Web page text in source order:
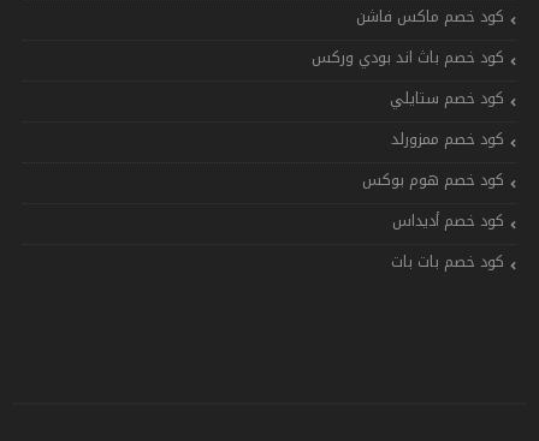
كود خصم ماكس فاشن
كود خصم باث اند بودي وركس
كود خصم ستايلي
كود خصم ممزورلد
كود خصم هوم بوكس
كود خصم أديداس
كود خصم بات بات